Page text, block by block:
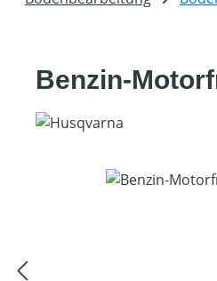
Benzin-
Bildergalerie überspringen